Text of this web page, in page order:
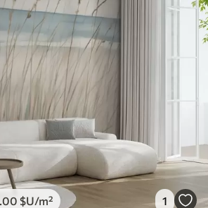
.00 $U/m² 1